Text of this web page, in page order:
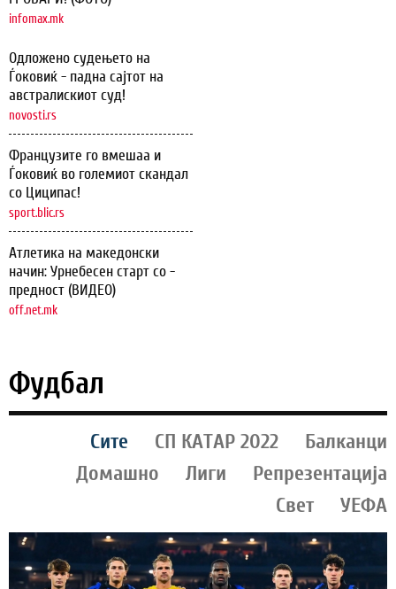
infomax.mk
Одложено судењето на
Ѓоковиќ - падна сајтот на
австралискиот суд!
novosti.rs
Французите го вмешаа и
Ѓоковиќ во големиот скандал
со Циципас!
sport.blic.rs
Атлетика на македонски
начин: Урнебесен старт со -
предност (ВИДЕО)
off.net.mk
Фудбал
Сите СП КАТАР 2022
Балканци
Домашно
Лиги
Репрезентација
Свет
УЕФА